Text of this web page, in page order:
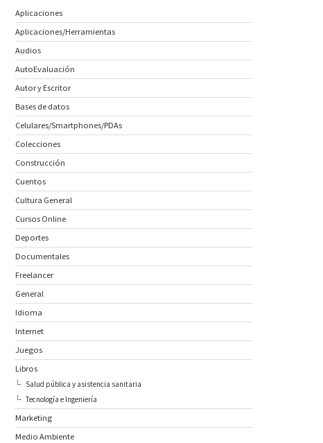
Aplicaciones
Aplicaciones/Herramientas
Audios
AutoEvaluación
Autor y Escritor
Bases de datos
Celulares/Smartphones/PDAs
Colecciones
Construcción
Cuentos
Cultura General
Cursos Online
Deportes
Documentales
Freelancer
General
Idioma
Internet
Juegos
Libros
Salud pública y asistencia sanitaria
Tecnología e Ingeniería
Marketing
Medio Ambiente